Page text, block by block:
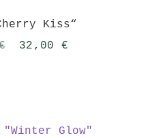
Kiss“
Ursprünglicher
32,00 €